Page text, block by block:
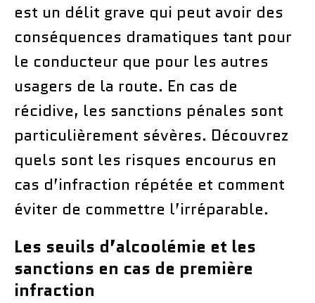
est un délit grave qui peut avoir des
conséquences dramatiques tant pour
le conducteur que pour les autres
usagers de la route. En cas de
récidive, les sanctions pénales sont
particulièrement sévères. Découvrez
quels sont les risques encourus en
cas d’infraction répétée et comment
éviter de commettre l’irréparable.
Les seuils d’alcoolémie et les
sanctions en cas de première
infraction